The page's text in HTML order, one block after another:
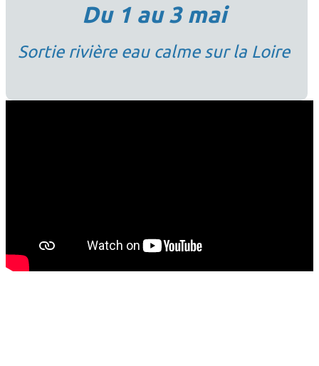
Du 1 au 3 mai
Sortie rivière eau calme sur la Loire